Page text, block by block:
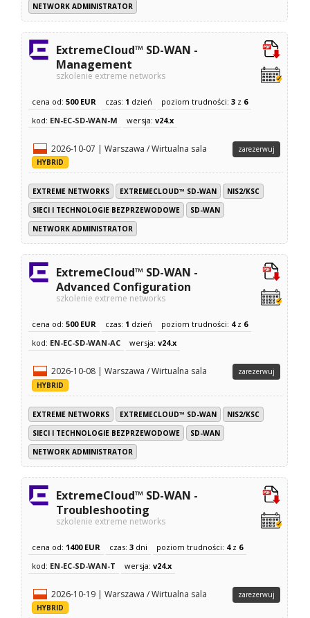
NETWORK ADMINISTRATOR
ExtremeCloud™ SD-WAN -
Management
szkolenie extreme networks
cena od:500 EUR czas: 1 dzień poziom trudności:3 z 6
kod: EN-EC-SD-WAN-M wersja:v24.x
2026-10-07 | Warszawa / Wirtualna sala
HYBRID
zarezerwuj
EXTREME NETWORKS EXTREMECLOUD™ SD-WAN
NIS2/KSC
SIECI I TECHNOLOGIE BEZPRZEWODOWE
SD-WAN
NETWORK ADMINISTRATOR
ExtremeCloud™ SD-WAN -
Advanced Configuration
szkolenie extreme networks
cena od:500 EUR czas: 1 dzień poziom trudności: 4z 6
kod: EN-EC-SD-WAN-AC wersja:v24.x
2026-10-08 | Warszawa / Wirtualna sala
HYBRID
zarezerwuj
EXTREME NETWORKS EXTREMECLOUD™ SD-WAN
NIS2/KSC
SIECI I TECHNOLOGIE BEZPRZEWODOWE
SD-WAN
NETWORK ADMINISTRATOR
ExtremeCloud™ SD-WAN -
Troubleshooting
szkolenie extreme networks
cena od: 1400 EUR czas:3 dni poziom trudności: 4z 6
kod: EN-EC-SD-WAN-T wersja:v24.x
2026-10-19 | Warszawa / Wirtualna sala
HYBRID
zarezerwuj